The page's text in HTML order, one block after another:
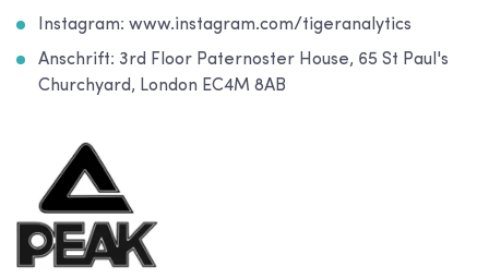
Instagram: www.instagram.com/tigeranalytics
Anschrift: 3rd Floor Paternoster House, 65 St Paul's
Churchyard, London EC4M 8AB